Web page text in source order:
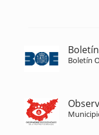
Boletín